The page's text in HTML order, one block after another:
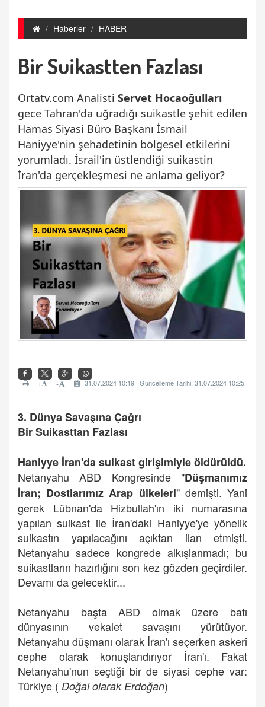
Haberler HABER
Bir Suikastten Fazlası
Ortatv.com Analisti Servet Hocaoğulları
gece Tahran'da uğradığı suikastle şehit edilen
Hamas Siyasi Büro Başkanı İsmail
Haniyye'nin şehadetinin bölgesel etkilerini
yorumladı. İsrail'in üstlendiği suikastin
İran'da gerçekleşmesi ne anlama geliyor?
31.07.2024 10:19 | Güncelleme Tarihi: 31.07.2024 10:25
-
+
3. Dünya Savaşına Çağrı
Bir Suikasttan Fazlası
Haniyye İran'da suikast girişimiyle öldürüldü.
Netanyahu ABD Kongresinde "Düşmanımız
İran; Dostlarımız Arap ülkeleri" demişti. Yani
gerek Lübnan'da Hizbullah'ın iki numarasına
yapılan suikast ile İran'daki Haniyye'ye yönelik
suikastın yapılacağını açıktan ilan etmişti.
Netanyahu sadece kongrede alkışlanmadı; bu
suikastların hazırlığını son kez gözden geçirdiler.
Devamı da gelecektir...
Netanyahu başta ABD olmak üzere batı
dünyasının vekalet savaşını yürütüyor.
Netanyahu düşmanı olarak İran'ı seçerken askeri
cephe olarak konuşlandırıyor İran'ı. Fakat
Netanyahu'nun seçtiği bir de siyasi cephe var:
Türkiye ( Doğal olarak Erdoğan)